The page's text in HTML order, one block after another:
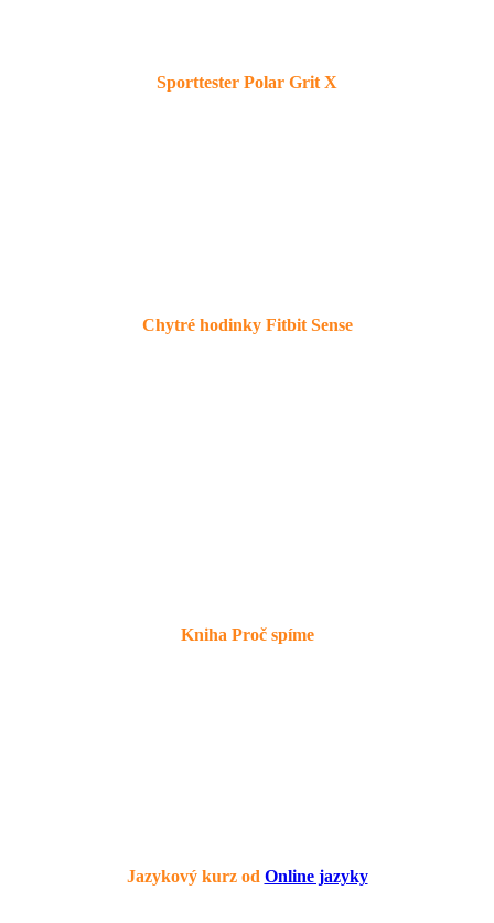
Sporttester Polar Grit X
Chytré hodinky Fitbit Sense
Kniha Proč spíme
Jazykový kurz od Online jazyky